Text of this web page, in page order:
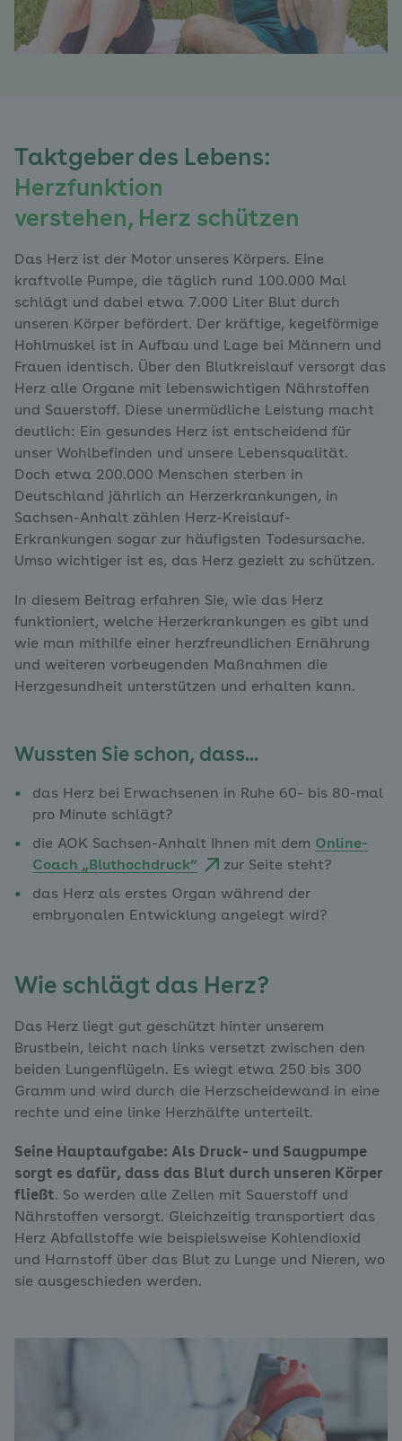
Taktgeber des Lebens:
Herzfunktion
verstehen, Herz schützen
Das Herz ist der Motor unseres Körpers. Eine
kraftvolle Pumpe, die täglich rund 100.000 Mal
schlägt und dabei etwa 7.000 Liter Blut durch
unseren Körper befördert. Der kräftige, kegelförmige
Hohlmuskel ist in Aufbau und Lage bei Männern und
Frauen identisch. Über den Blutkreislauf versorgt das
Herz alle Organe mit lebenswichtigen Nährstoffen
und Sauerstoff. Diese unermüdliche Leistung macht
deutlich: Ein gesundes Herz ist entscheidend für
unser Wohlbefinden und unsere Lebensqualität.
Doch etwa 200.000 Menschen sterben in
Deutschland jährlich an Herzerkrankungen, in
Sachsen-Anhalt zählen Herz-Kreislauf-
Erkrankungen sogar zur häufigsten Todesursache.
Umso wichtiger ist es, das Herz gezielt zu schützen.
In diesem Beitrag erfahren Sie, wie das Herz
funktioniert, welche Herzerkrankungen es gibt und
wie man mithilfe einer herzfreundlichen Ernährung
und weiteren vorbeugenden Maßnahmen die
Herzgesundheit unterstützen und erhalten kann.
Wussten Sie schon, dass...
das Herz bei Erwachsenen in Ruhe 60- bis 80-mal
pro Minute schlägt?
die AOK Sachsen-Anhalt Ihnen mit dem Online-
Coach „Bluthochdruck“
zur Seite steht?
das Herz als erstes Organ während der
embryonalen Entwicklung angelegt wird?
Wie schlägt das Herz?
Das Herz liegt gut geschützt hinter unserem
Brustbein, leicht nach links versetzt zwischen den
beiden Lungenflügeln. Es wiegt etwa 250 bis 300
Gramm und wird durch die Herzscheidewand in eine
rechte und eine linke Herzhälfte unterteilt.
Seine Hauptaufgabe: Als Druck- und Saugpumpe
sorgt es dafür, dass das Blut durch unseren Körper
fließt. So werden alle Zellen mit Sauerstoff und
Nährstoffen versorgt. Gleichzeitig transportiert das
Herz Abfallstoffe wie beispielsweise Kohlendioxid
und Harnstoff über das Blut zu Lunge und Nieren, wo
sie ausgeschieden werden.